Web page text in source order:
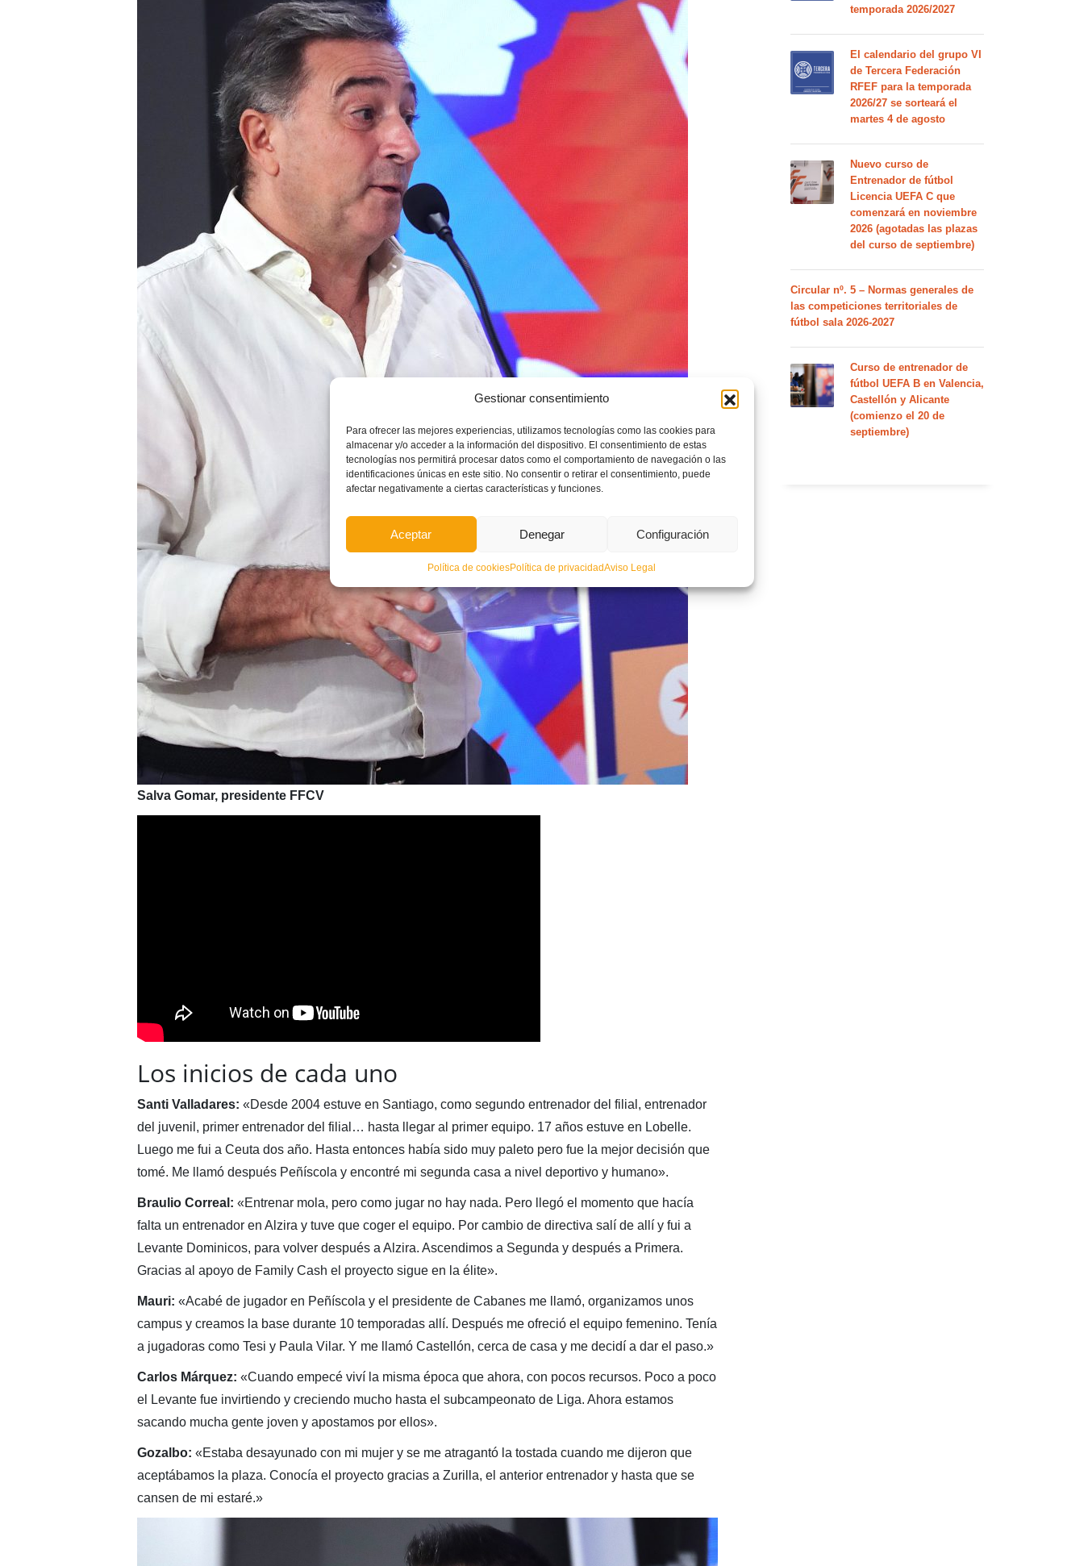
Gestionar consentimiento
Para ofrecer las mejores experiencias, utilizamos tecnologías como las cookies para
almacenar y/o acceder a la información del dispositivo. El consentimiento de estas
tecnologías nos permitirá procesar datos como el comportamiento de navegación o las
identificaciones únicas en este sitio. No consentir o retirar el consentimiento, puede
afectar negativamente a ciertas características y funciones.
Aceptar Denegar Configuración
Política de cookiesPolítica de privacidadAviso Legal
Salva Gomar, presidente FFCV
Los inicios de cada uno
Santi Valladares: «Desde 2004 estuve en Santiago, como segundo entrenador del filial, entrenador
del juvenil, primer entrenador del filial… hasta llegar al primer equipo. 17 años estuve en Lobelle.
Luego me fui a Ceuta dos año. Hasta entonces había sido muy paleto pero fue la mejor decisión que
tomé. Me llamó después Peñíscola y encontré mi segunda casa a nivel deportivo y humano».
Braulio Correal: «Entrenar mola, pero como jugar no hay nada. Pero llegó el momento que hacía
falta un entrenador en Alzira y tuve que coger el equipo. Por cambio de directiva salí de allí y fui a
Levante Dominicos, para volver después a Alzira. Ascendimos a Segunda y después a Primera.
Gracias al apoyo de Family Cash el proyecto sigue en la élite».
Mauri: «Acabé de jugador en Peñíscola y el presidente de Cabanes me llamó, organizamos unos
campus y creamos la base durante 10 temporadas allí. Después me ofreció el equipo femenino. Tenía
a jugadoras como Tesi y Paula Vilar. Y me llamó Castellón, cerca de casa y me decidí a dar el paso.»
Carlos Márquez: «Cuando empecé viví la misma época que ahora, con pocos recursos. Poco a poco
el Levante fue invirtiendo y creciendo mucho hasta el subcampeonato de Liga. Ahora estamos
sacando mucha gente joven y apostamos por ellos».
Gozalbo: «Estaba desayunado con mi mujer y se me atragantó la tostada cuando me dijeron que
aceptábamos la plaza. Conocía el proyecto gracias a Zurilla, el anterior entrenador y hasta que se
cansen de mi estaré.»
temporada 2026/2027
El calendario del grupo VI
de Tercera Federación
RFEF para la temporada
2026/27 se sorteará el
martes 4 de agosto
Nuevo curso de
Entrenador de fútbol
Licencia UEFA C que
comenzará en noviembre
2026 (agotadas las plazas
del curso de septiembre)
Circular nº. 5 – Normas generales de
las competiciones territoriales de
fútbol sala 2026-2027
Curso de entrenador de
fútbol UEFA B en Valencia,
Castellón y Alicante
(comienzo el 20 de
septiembre)